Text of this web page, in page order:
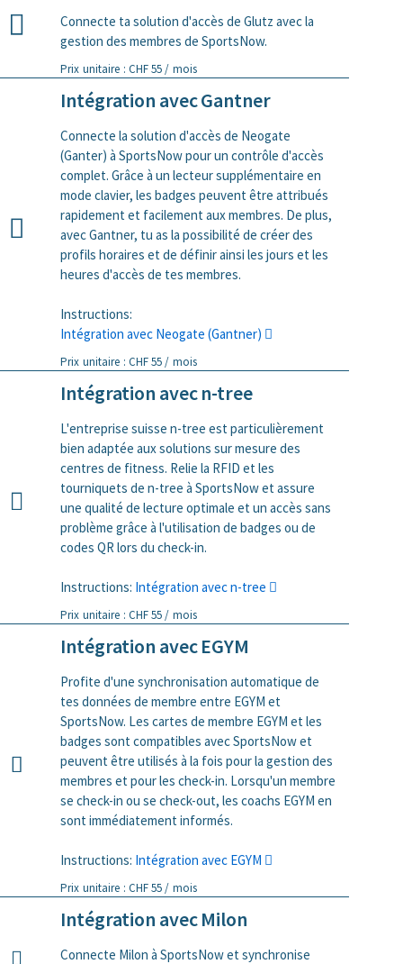
Connecte ta solution d'accès de Glutz avec la
gestion des membres de SportsNow.
Prix unitaire : CHF 55 / mois
Intégration avec Gantner
Connecte la solution d'accès de Neogate
(Ganter) à SportsNow pour un contrôle d'accès
complet. Grâce à un lecteur supplémentaire en
mode clavier, les badges peuvent être attribués
rapidement et facilement aux membres. De plus,
avec Gantner, tu as la possibilité de créer des
profils horaires et de définir ainsi les jours et les
heures d'accès de tes membres.
Instructions:
Intégration avec Neogate (Gantner)
Prix unitaire : CHF 55 / mois
Intégration avec n-tree
L'entreprise suisse n-tree est particulièrement
bien adaptée aux solutions sur mesure des
centres de fitness. Relie la RFID et les
tourniquets de n-tree à SportsNow et assure
une qualité de lecture optimale et un accès sans
problème grâce à l'utilisation de badges ou de
codes QR lors du check-in.
Instructions: Intégration avec n-tree
Prix unitaire : CHF 55 / mois
Intégration avec EGYM
Profite d'une synchronisation automatique de
tes données de membre entre EGYM et
SportsNow. Les cartes de membre EGYM et les
badges sont compatibles avec SportsNow et
peuvent être utilisés à la fois pour la gestion des
membres et pour les check-in. Lorsqu'un membre
se check-in ou se check-out, les coachs EGYM en
sont immédiatement informés.
Instructions: Intégration avec EGYM
Prix unitaire : CHF 55 / mois
Intégration avec Milon
Connecte Milon à SportsNow et synchronise